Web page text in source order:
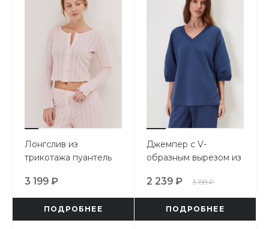
Лонгслив из
трикотажа пуантель
3 199 ₽
ПОДРОБНЕЕ
Джемпер с V-
образным вырезом из
2 239 ₽ 3 199 ₽
ПОДРОБНЕЕ